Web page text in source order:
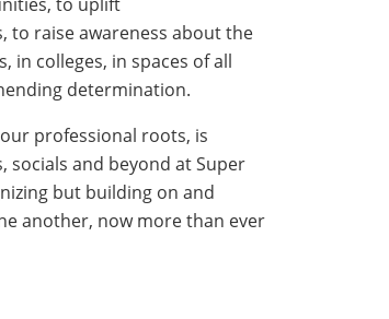
to raise awareness about the
in colleges, in spaces of all
determination.
professional roots, is
socials and beyond at Super
but building on and
another, now more than ever